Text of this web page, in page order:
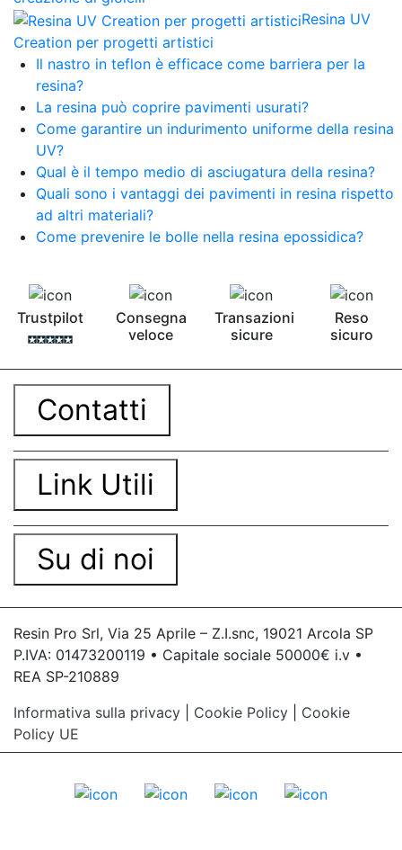
Resina UV
Creation per progetti artistici
Il nastro in teflon è efficace come barriera per la
resina?
La resina può coprire pavimenti usurati?
Come garantire un indurimento uniforme della resina
UV?
Qual è il tempo medio di asciugatura della resina?
Quali sono i vantaggi dei pavimenti in resina rispetto
ad altri materiali?
Come prevenire le bolle nella resina epossidica?
Trustpilot
Consegna
veloce
Transazioni
sicure
Reso
sicuro
Contatti
Link Utili
Su di noi
Resin Pro Srl, Via 25 Aprile – Z.I.snc, 19021 Arcola SP
P.IVA: 01473200119 • Capitale sociale 50000€ i.v •
REA SP-210889
Informativa sulla privacy
Cookie Policy
Cookie
Policy UE